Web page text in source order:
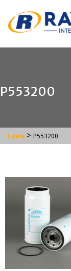
P553200
Home > P553200